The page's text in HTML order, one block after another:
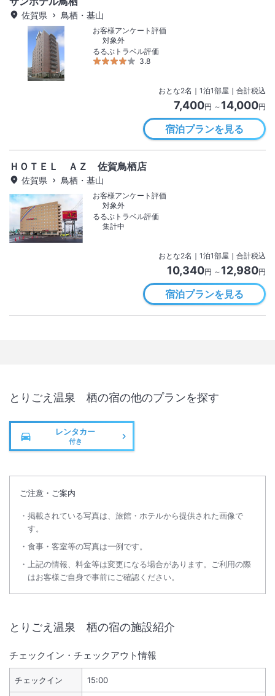
佐賀県 鳥栖・基山
お客様アンケート評価
対象外
るるぶトラベル評価
3.8
おとな2名 ｜ 1泊1部屋｜合計税込
7,400円 ～ 14,000円
宿泊プランを見る
ＨＯＴＥＬ ＡＺ 佐賀鳥栖店
佐賀県 鳥栖・基山
お客様アンケート評価
対象外
るるぶトラベル評価
集計中
おとな2名 ｜ 1泊1部屋｜合計税込
10,340円 ～ 12,980円
宿泊プランを見る
とりごえ温泉 栖の宿の他のプランを探す
レンタカー
付き
ご注意・ご案内
掲載されている写真は、旅館・ホテルから提供された画像で
す。
食事・客室等の写真は一例です。
上記の情報、料金等は変更になる場合があります。ご利用の際
はお客様ご自身で事前にご確認ください。
とりごえ温泉 栖の宿の施設紹介
チェックイン・チェックアウト情報
チェックイン 15:00